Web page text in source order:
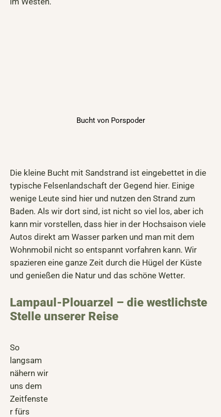
Bucht von Porspoder
Die kleine Bucht mit Sandstrand ist eingebettet in die
typische Felsenlandschaft der Gegend hier. Einige
wenige Leute sind hier und nutzen den Strand zum
Baden. Als wir dort sind, ist nicht so viel los, aber ich
kann mir vorstellen, dass hier in der Hochsaison viele
Autos direkt am Wasser parken und man mit dem
Wohnmobil nicht so entspannt vorfahren kann. Wir
spazieren eine ganze Zeit durch die Hügel der Küste
und genießen die Natur und das schöne Wetter.
Lampaul-Plouarzel – die westlichste
Stelle unserer Reise
So
langsam
nähern wir
uns dem
Zeitfenste
r fürs